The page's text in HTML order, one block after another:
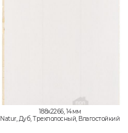
188x2266, 14мм
Natur, Дуб, Трехполосный, Влагостойкий